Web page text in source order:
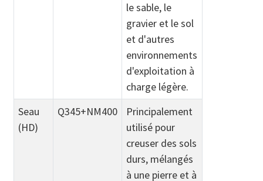
le sable, le
gravier et le sol
et d'autres
environnements
d'exploitation à
charge légère.
Seau
(HD)
Q345+NM400
Principalement
utilisé pour
creuser des sols
durs, mélangés
à une pierre et à